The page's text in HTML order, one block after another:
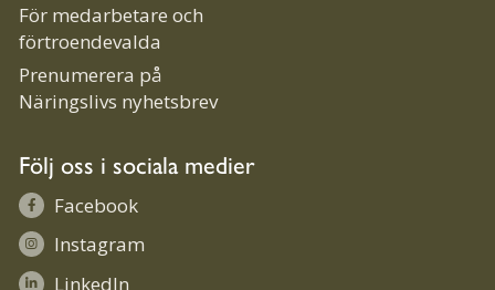
För medarbetare och
förtroendevalda
Prenumerera på
Näringslivs nyhetsbrev
Följ oss i sociala medier
Facebook
Instagram
LinkedIn